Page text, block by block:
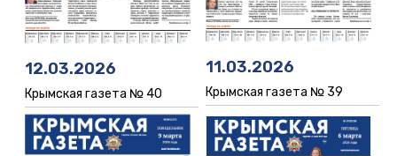
12.03.2026
Крымская газета № 40
11.03.2026
Крымская газета № 39